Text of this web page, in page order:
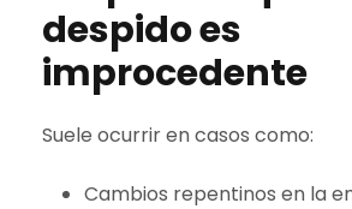
despido es
improcedente
Suele ocurrir en casos como:
Cambios repentinos en la